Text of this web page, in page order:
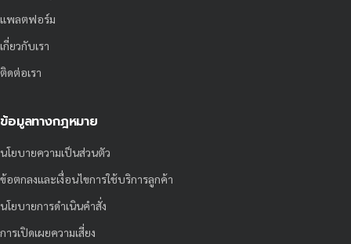
แพลตฟอร์ม
เกี่ยวกับเรา
ติดต่อเรา
ข้อมูลทางกฎหมาย
นโยบายความเป็นส่วนตัว
ข้อตกลงและเงื่อนไขการใช้บริการลูกค้า
นโยบายการดำเนินคำสั่ง
การเปิดเผยความเสี่ยง